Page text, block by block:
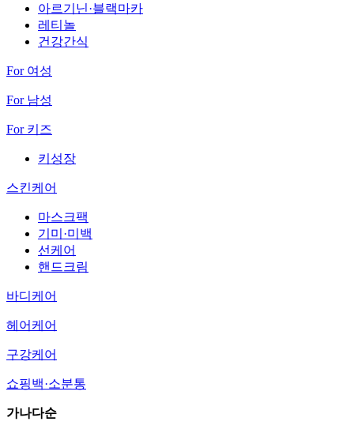
아르기닌·블랙마카
레티놀
건강간식
For 여성
For 남성
For 키즈
키성장
스킨케어
마스크팩
기미·미백
선케어
핸드크림
바디케어
헤어케어
구강케어
쇼핑백·소분통
가나다순